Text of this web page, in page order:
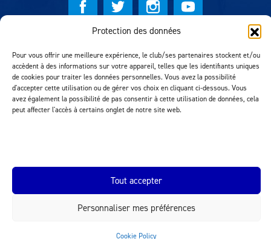
Protection des données
Pour vous offrir une meilleure expérience, le club/ses partenaires stockent et/ou
accèdent à des informations sur votre appareil, telles que les identifiants uniques
de cookies pour traiter les données personnelles. Vous avez la possibilité
d'accepter cette utilisation ou de gérer vos choix en cliquant ci-dessous. Vous
avez également la possibilité de pas consentir à cette utilisation de données, cela
peut affecter l'accès à certains onglet de notre site web.
Tout accepter
Personnaliser mes préférences
Cookie Policy
Réalisation MTM Agency